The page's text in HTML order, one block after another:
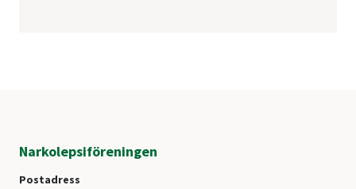
Narkolepsiföreningen
Postadress